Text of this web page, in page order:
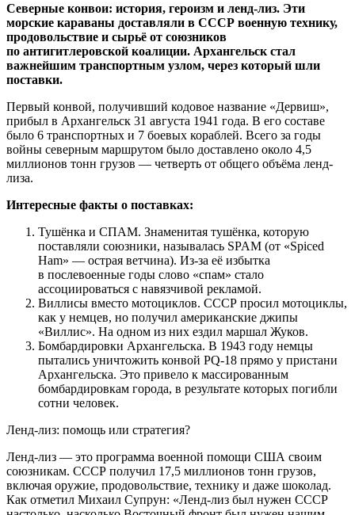
Северные конвои: история, героизм и ленд-лиз. Эти
морские караваны доставляли в СССР военную технику,
продовольствие и сырьё от союзников
по антигитлеровской коалиции. Архангельск стал
важнейшим транспортным узлом, через который шли
поставки.
Первый конвой, получивший кодовое название «Дервиш»,
прибыл в Архангельск 31 августа 1941 года. В его составе
было 6 транспортных и 7 боевых кораблей. Всего за годы
войны северным маршрутом было доставлено около 4,5
миллионов тонн грузов — четверть от общего объёма ленд-
лиза.
Интересные факты о поставках:
Тушёнка и СПАМ. Знаменитая тушёнка, которую
поставляли союзники, называлась SPAM (от «Spiced
Ham» — острая ветчина). Из-за её избытка
в послевоенные годы слово «спам» стало
ассоциироваться с навязчивой рекламой.
Виллисы вместо мотоциклов. СССР просил мотоциклы,
как у немцев, но получил американские джипы
«Виллис». На одном из них ездил маршал Жуков.
Бомбардировки Архангельска. В 1943 году немцы
пытались уничтожить конвой PQ-18 прямо у пристани
Архангельска. Это привело к массированным
бомбардировкам города, в результате которых погибли
сотни человек.
Ленд-лиз: помощь или стратегия?
Ленд-лиз — это программа военной помощи США своим
союзникам. СССР получил 17,5 миллионов тонн грузов,
включая оружие, продовольствие, технику и даже шоколад.
Как отметил Михаил Супрун: «Ленд-лиз был нужен СССР